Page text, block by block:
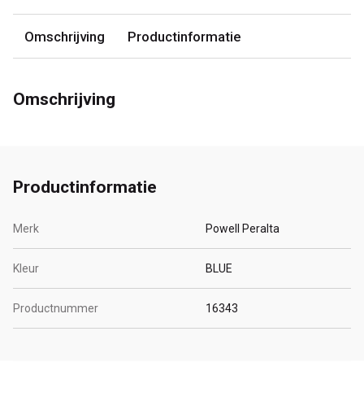
Omschrijving Productinformatie
Omschrijving
Productinformatie
Merk Powell Peralta
Kleur BLUE
Productnummer 16343